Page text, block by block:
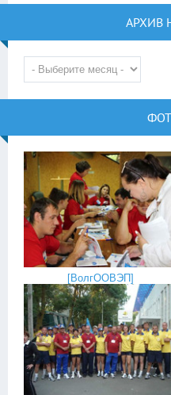
АРХИВ
[ВолгООВЭП]